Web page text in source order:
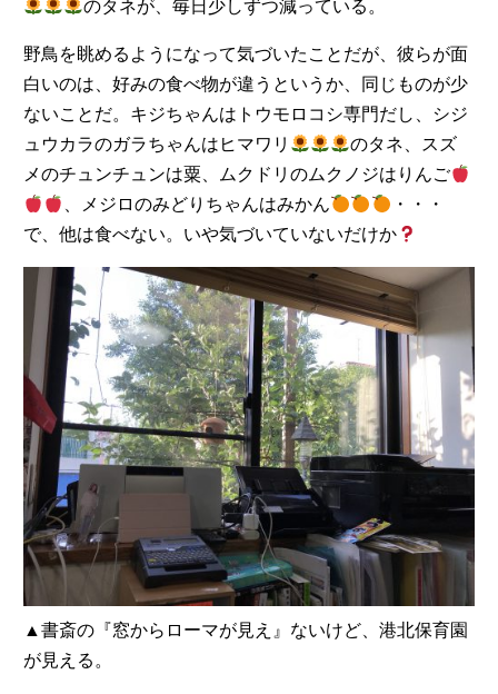
のタネが、毎日少しずつ減っている。
野鳥を眺めるようになって気づいたことだが、彼らが面
白いのは、好みの食べ物が違うというか、同じものが少
ないことだ。キジちゃんはトウモロコシ専門だし、シジ
ュウカラのガラちゃんはヒマワリ
のタネ、スズ
メのチュンチュンは粟、ムクドリのムクノジはりんご
、メジロのみどりちゃんはみかん
・・・
で、他は食べない。いや気づいていないだけか
▲書斎の『窓からローマが見え』ないけど、港北保育園
が見える。